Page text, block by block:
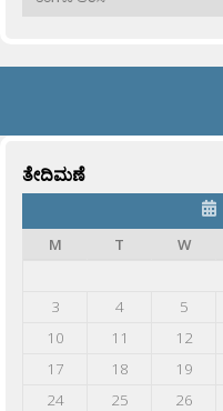
ತೇದಿಮಣೆ
M
T W
3
4 5
10
11 12
17
18 19
24
25 26